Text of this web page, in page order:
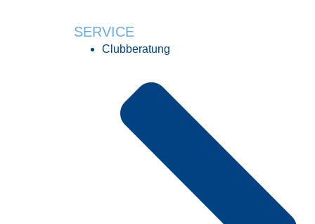
SERVICE
Clubberatung